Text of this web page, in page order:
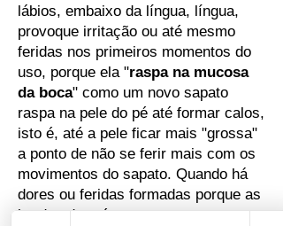
lábios, embaixo da língua, língua,
provoque irritação ou até mesmo
feridas nos primeiros momentos do
uso, porque ela "raspa na mucosa
da boca" como um novo sapato
raspa na pele do pé até formar calos,
isto é, até a pele ficar mais "grossa"
a ponto de não se ferir mais com os
movimentos do sapato. Quando há
dores ou feridas formadas porque as
bordas da prótese raspam na